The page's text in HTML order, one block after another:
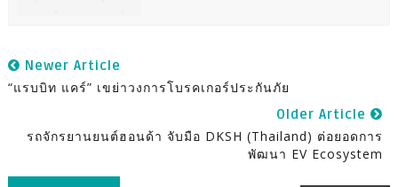
Newer Article
“แรบบิท แคร์” เขย่าวงการโบรคเกอร์ประกันภัย
Older Article
รถจักรยานยนต์ฮอนด้า จับมือ DKSH (Thailand) ต่อยอดการ
พัฒนา EV Ecosystem